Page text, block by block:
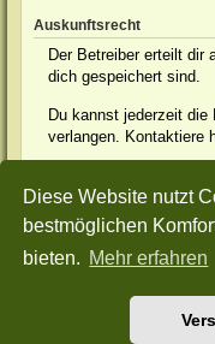
Diese Website nutzt
bestmöglichen
bieten. Mehr erfahren
Auskunftsrecht
Der Betreiber erteilt dir
dich gespeichert sind.
Du kannst jederzeit die
verlangen. Kontaktiere
Sudden-Strike-Maps.de
Powered byphpBB® Forum
Style: Green-Style-Split by